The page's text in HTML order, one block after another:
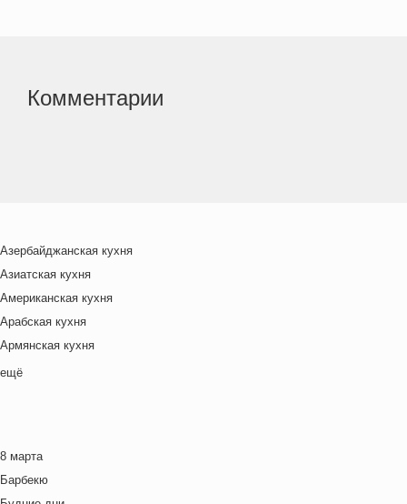
Комментарии
Азербайджанская кухня
Азиатская кухня
Американская кухня
Арабская кухня
Армянская кухня
Белорусская
Венгерская кухня
Греческая кухня
ещё
8 марта
Барбекю